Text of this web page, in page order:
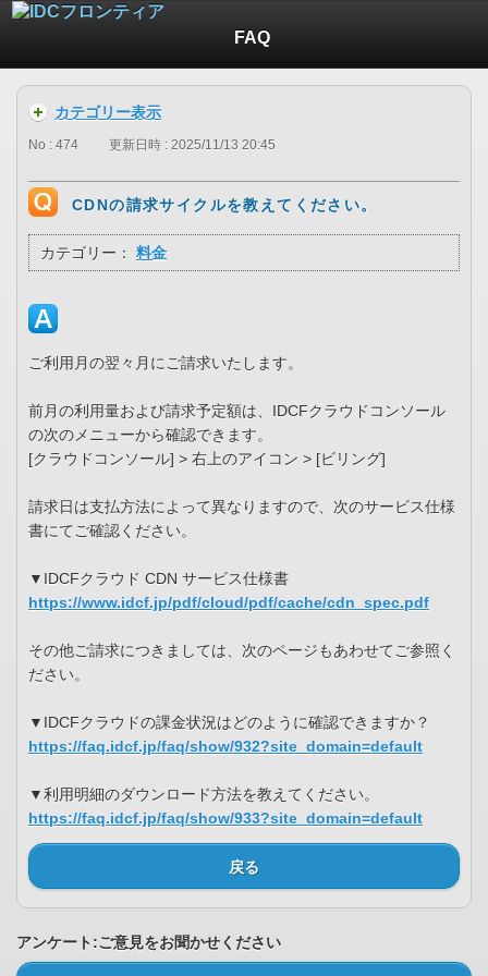
FAQ
カテゴリー表示
No : 474 更新日時 : 2025/11/13 20:45
CDNの請求サイクルを教えてください。
カテゴリー： 料金
ご利用月の翌々月にご請求いたします。
前月の利用量および請求予定額は、IDCFクラウドコンソール
の次のメニューから確認できます。
[クラウドコンソール] > 右上のアイコン > [ビリング]
請求日は支払方法によって異なりますので、次のサービス仕様
書にてご確認ください。
▼IDCFクラウド CDN サービス仕様書
https://www.idcf.jp/pdf/cloud/pdf/cache/cdn_spec.pdf
その他ご請求につきましては、次のページもあわせてご参照く
ださい。
▼IDCFクラウドの課金状況はどのように確認できますか？
https://faq.idcf.jp/faq/show/932?site_domain=default
▼利用明細のダウンロード方法を教えてください。
https://faq.idcf.jp/faq/show/933?site_domain=default
戻る
アンケート:ご意見をお聞かせください